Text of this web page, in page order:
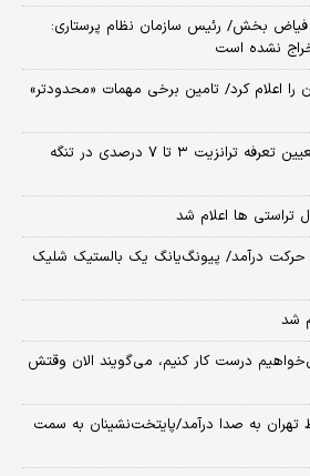
فیاض بخش/ رئیس سازمان نظام پرستاری:
نشده است
را اعلام کرد/ تامین برخی مهمات «محدودتر»
رویترز: ایران و عمان برای تعیین تعرفه ترانزیت ۳ تا ۷ درصدی در تنگه
تراستی ها اعلام شد
درآمد/ پیونگ‌یانگ یک بالستیک شلیک
شد
است می‌خواهیم درست کار کنیم، می‌گویند الان وقتش
به صدا درآمد/پایتخت‌نشینان به سمت